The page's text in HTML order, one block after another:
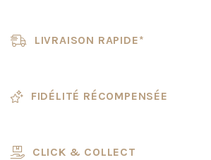
LIVRAISON RAPIDE*
FIDÉLITÉ RÉCOMPENSÉE
CLICK & COLLECT